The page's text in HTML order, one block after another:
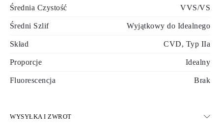
Średnia Czystość VVS/VS
Średni Szlif Wyjątkowy do Idealnego
Skład CVD, Typ IIa
Proporcje Idealny
Fluorescencja Brak
WYSYŁKA I ZWROT